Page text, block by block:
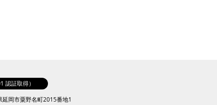
認証取得）
岡市粟野名町2015番地1